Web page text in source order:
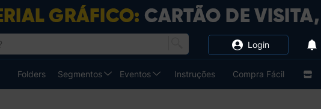
Folders Segmentos Eventos Instruções Compra Fácil
Login